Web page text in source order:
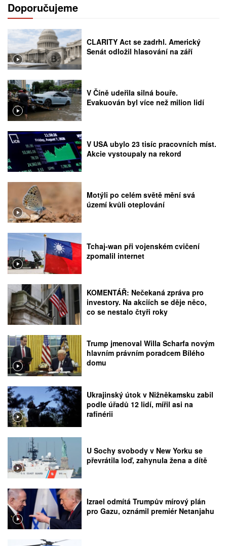
Doporučujeme
CLARITY Act se zadrhl. Americký
Senát odložil hlasování na září
V Číně udeřila silná bouře.
Evakuován byl více než milion lidí
V USA ubylo 23 tisíc pracovních míst.
Akcie vystoupaly na rekord
Motýli po celém světě mění svá
území kvůli oteplování
Tchaj-wan při vojenském cvičení
zpomalil internet
KOMENTÁŘ: Nečekaná zpráva pro
investory. Na akciích se děje něco,
co se nestalo čtyři roky
Trump jmenoval Willa Scharfa novým
hlavním právním poradcem Bílého
domu
Ukrajinský útok v Nižněkamsku zabil
podle úřadů 12 lidí, mířil asi na
rafinérii
U Sochy svobody v New Yorku se
převrátila loď, zahynula žena a dítě
Izrael odmítá Trumpův mírový plán
pro Gazu, oznámil premiér Netanjahu